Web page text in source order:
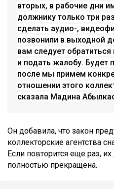
вторых, в рабочие дни
должнику только три
сделать аудио-,
позвонили в выходной
вам следует обратиться
и подать жалобу. Будет
после мы примем
отношении этого
сказала Мадина
Он добавила, что закон
коллекторские агентства
Если повторится еще раз,
полностью прекращена.